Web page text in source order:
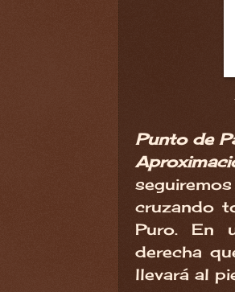
Punto de
cruzando
Puro. En
derecha
llevará al